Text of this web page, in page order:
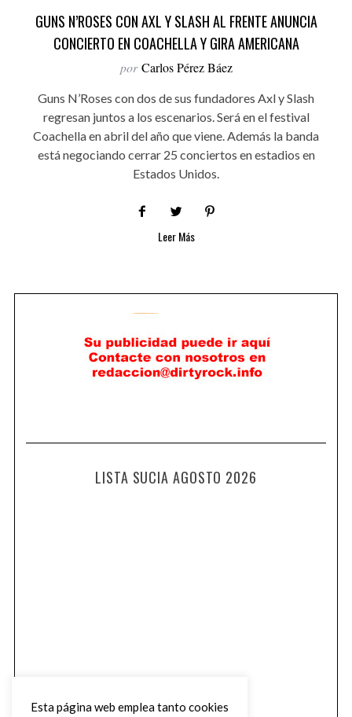
GUNS N’ROSES CON AXL Y SLASH AL FRENTE ANUNCIA
CONCIERTO EN COACHELLA Y GIRA AMERICANA
por Carlos Pérez Báez
Guns N’Roses con dos de sus fundadores Axl y Slash
regresan juntos a los escenarios. Será en el festival
Coachella en abril del año que viene. Además la banda
está negociando cerrar 25 conciertos en estadios en
Estados Unidos.
Leer Más
LISTA SUCIA AGOSTO 2026
Esta página web emplea tanto cookies